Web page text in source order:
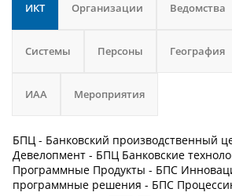
ИКТ Организации Ведомства
Системы Персоны География
ИАА Мероприятия
БПЦ - Банковский производственный
Девелопмент - БПЦ Банковские
Программные Продукты - БПС
программные решения - БПС